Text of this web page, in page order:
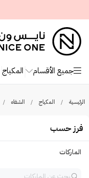
جميع الأقسام المكياج
الرئيسية / المكياج / الشفاه /
فرز حسب
الماركات